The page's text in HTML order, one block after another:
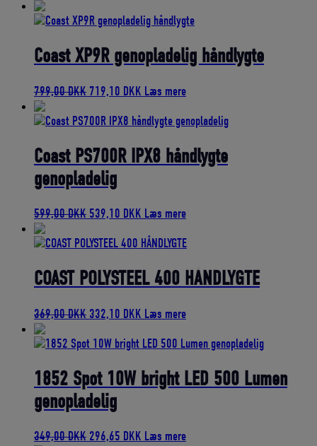
pris
349,00 DKK.
pris
314,10 DKK.
Coast XP9R genopladelig håndlygte
799,00DKK Den
pris
799,00 DKK.
719,10 DKK Den
pris
719,10 DKK.
Læs mere
Coast PS700R IPX8 håndlygte
genopladelig
599,00DKK Den
pris
599,00 DKK.
539,10 DKK Den
pris
539,10 DKK.
Læs mere
COAST POLYSTEEL 400 HÅNDLYGTE
369,00DKK Den
pris
369,00 DKK.
332,10 DKK Den
pris
332,10 DKK.
Læs mere
1852 Spot 10W bright LED 500 Lumen
genopladelig
349,00DKK Den
296,65 DKK Den
Læs mere